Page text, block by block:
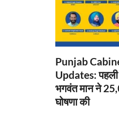
Punjab
Updates:
भगवंत मान ने
घोषणा की